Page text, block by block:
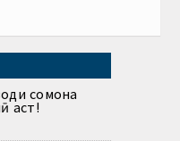
сомона
аст!